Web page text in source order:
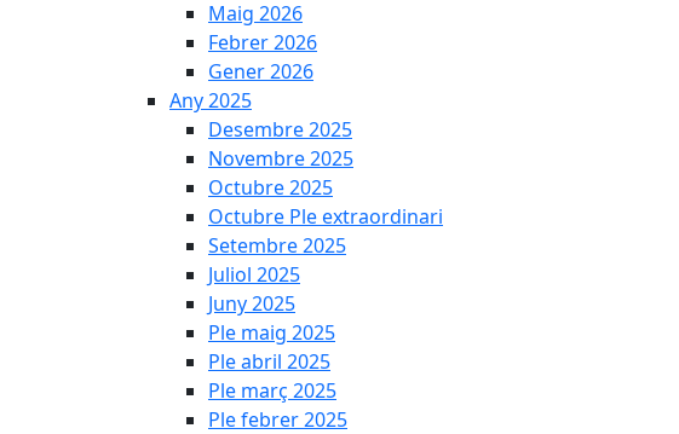
Maig 2026
Febrer 2026
Gener 2026
Any 2025
Desembre 2025
Novembre 2025
Octubre 2025
Octubre Ple extraordinari
Setembre 2025
Juliol 2025
Juny 2025
Ple maig 2025
Ple abril 2025
Ple març 2025
Ple febrer 2025